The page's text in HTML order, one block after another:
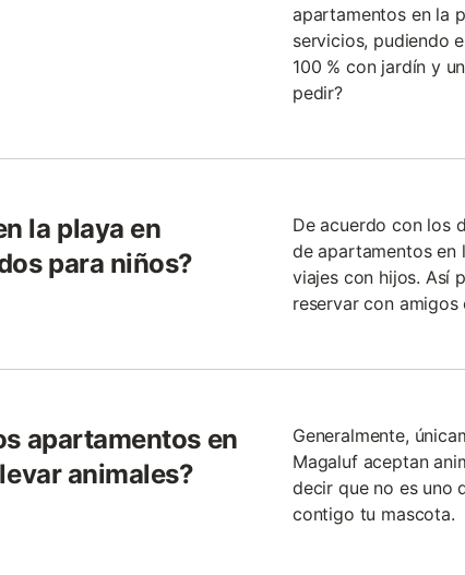
apartamentos en la
servicios, pudiendo
100 % con jardín y
pedir?
la playa en
para niños?
De acuerdo con los
de apartamentos en
viajes con hijos. Así
reservar con amigos
apartamentos en
animales?
Generalmente,
Magaluf aceptan
decir que no es uno
contigo tu mascota.